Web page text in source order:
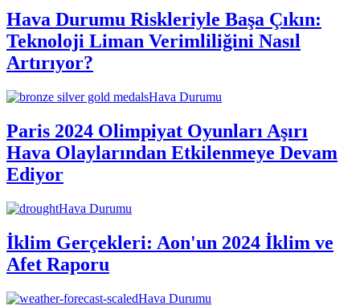
Hava Durumu Riskleriyle Başa Çıkın:
Teknoloji Liman Verimliliğini Nasıl
Artırıyor?
Hava Durumu
Paris 2024 Olimpiyat Oyunları Aşırı
Hava Olaylarından Etkilenmeye Devam
Ediyor
Hava Durumu
İklim Gerçekleri: Aon'un 2024 İklim ve
Afet Raporu
Hava Durumu